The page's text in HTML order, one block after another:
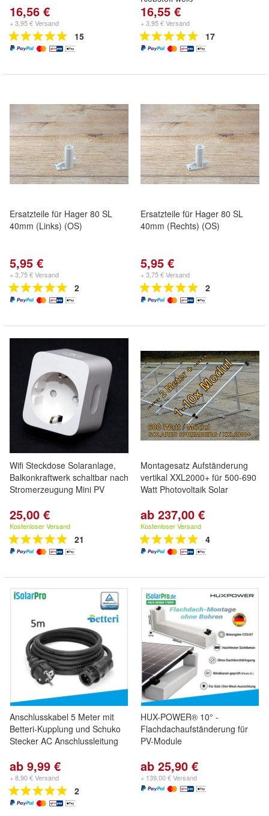
16,56 €
+ 3,95 € Versand
15
16,55 €
+ 3,95 € Versand
17
Ersatzteile für Hager 80 SL
40mm (Links) (OS)
5,95 €
+ 3,75 € Versand
2
Ersatzteile für Hager 80 SL
40mm (Rechts) (OS)
5,95 €
+ 3,75 € Versand
2
Wifi Steckdose Solaranlage,
Balkonkraftwerk schaltbar nach
Stromerzeugung Mini PV
25,00 €
Kostenloser Versand
21
Montagesatz Aufständerung
vertikal XXL2000+ für 500-690
Watt Photovoltaik Solar
ab 237,00 €
Kostenloser Versand
4
Anschlusskabel 5 Meter mit
Betteri-Kupplung und Schuko
Stecker AC Anschlussleitung
ab 9,99 €
+ 8,90 € Versand
2
HUX-POWER® 10° -
Flachdachaufständerung für
PV-Module
ab 25,90 €
+ 139,00 € Versand